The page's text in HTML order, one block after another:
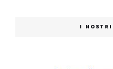
I NOSTRI